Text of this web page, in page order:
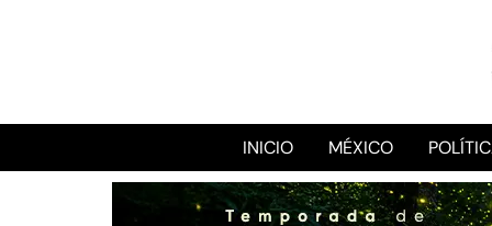
INICIO MÉXICO